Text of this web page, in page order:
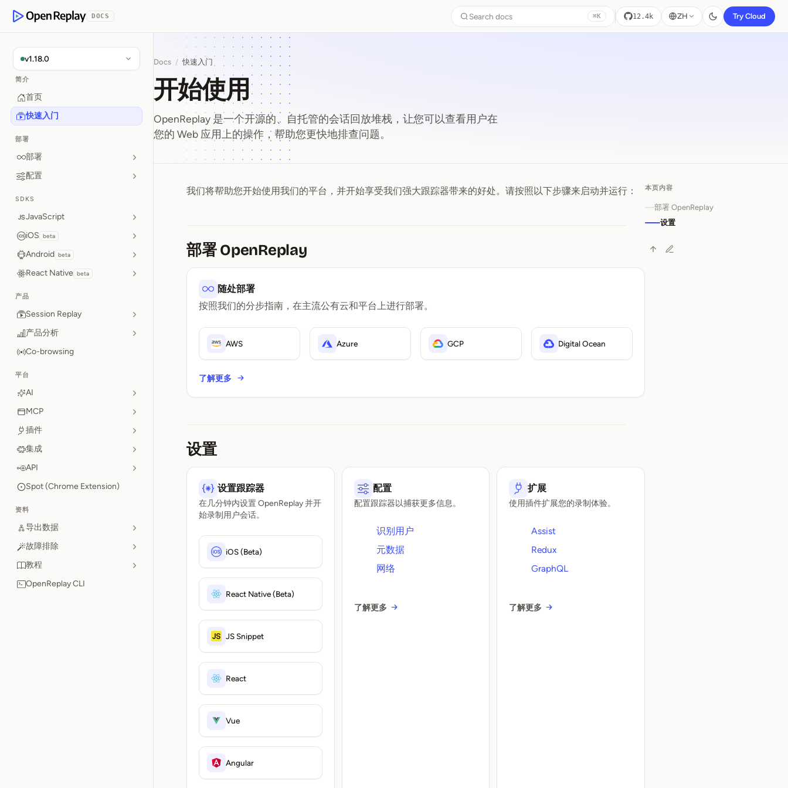
OpenReplay
DOCS Search docs ⌘K 12.4k ZH Try Cloud
v1.18.0
简介
首页
快速入门
部署
部署
配置
SDKS
JavaScript
iOS beta
Android beta
React Native beta
产品
Session Replay
产品分析
Co-browsing
平台
AI
MCP
插件
集成
API
Spot (Chrome Extension)
资料
导出数据
故障排除
教程
OpenReplay CLI
Docs / 快速入门
开始使用
OpenReplay 是一个开源的、自托管的会话回放堆栈，让您可以查看用户在
您的 Web 应用上的操作，帮助您更快地排查问题。
开始使用
我们将帮助您开始使用我们的平台，并开始享受我们强大跟踪器带来的好处。请按照以下步骤来启动并运行：
部署 OpenReplay
随处部署
按照我们的分步指南，在主流公有云和平台上进行部署。
AWS Azure GCP Digital Ocean
了解更多
设置
设置跟踪器
在几分钟内设置 OpenReplay 并开
始录制用户会话。
iOS (Beta)
React Native (Beta)
JS Snippet
React
Vue
Angular
配置
配置跟踪器以捕获更多信息。
识别用户
元数据
网络
了解更多
扩展
使用插件扩展您的录制体验。
Assist
Redux
GraphQL
了解更多
本页内容
部署 OpenReplay
设置